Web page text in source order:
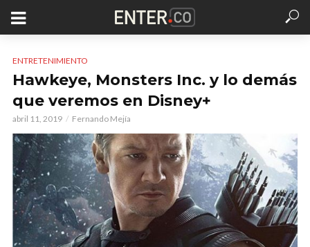
ENTRETENIMIENTO
Hawkeye, Monsters Inc. y lo demás
que veremos en Disney+
abril 11, 2019 Fernando Mejía